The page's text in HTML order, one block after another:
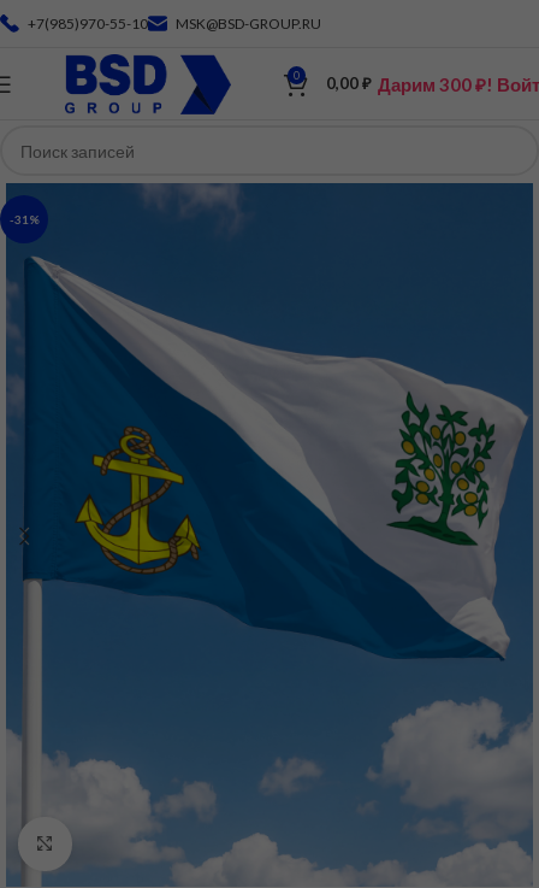
+7(985)970-55-10 MSK@BSD-GROUP.RU
0 0,00₽ Дарим 300 ₽!
-31%
Нажмите, чтобы увеличить